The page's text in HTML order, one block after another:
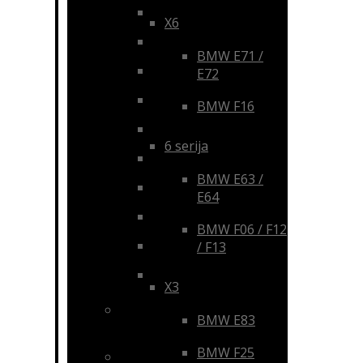
Volkswagen
Lexus
Peugeot / Citroen
uždangalai
Rankenos ir priedai
X6
BMW E71 /
E72
BMW F16
6 serija
BMW E63 /
E64
BMW F06 / F12
/ F13
X3
BMW E83
BMW F25